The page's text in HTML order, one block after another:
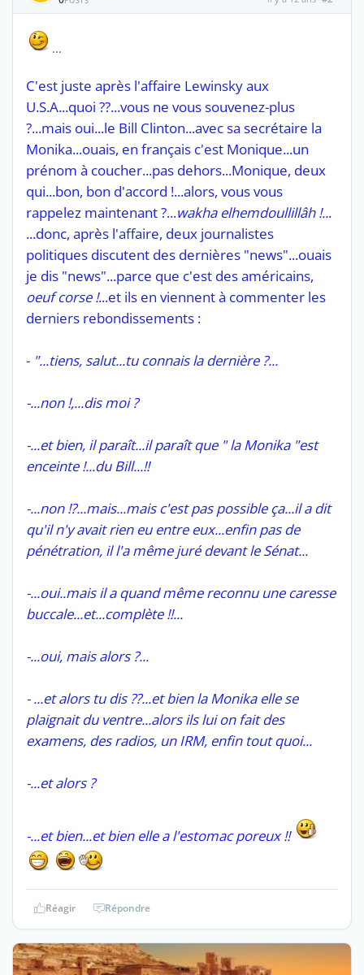
...
C'est juste après l'affaire Lewinsky aux
U.S.A...quoi ??...vous ne vous souvenez-plus
?...mais oui...le Bill Clinton...avec sa secrétaire la
Monika...ouais, en français c'est Monique...un
prénom à coucher...pas dehors...Monique, deux
qui...bon, bon d'accord !...alors, vous vous
rappelez maintenant ?...wakha elhemdoullillâh !...
...donc, après l'affaire, deux journalistes
politiques discutent des dernières "news"...ouais
je dis "news"...parce que c'est des américains,
oeuf corse !...et ils en viennent à commenter les
derniers rebondissements :
- "...tiens, salut...tu connais la dernière ?...
-...non !,...dis moi ?
-...et bien, il paraît...il paraît que " la Monika "est
enceinte !...du Bill...!!
-...non !?...mais...mais c'est pas possible ça...il a dit
qu'il n'y avait rien eu entre eux...enfin pas de
pénétration, il l'a même juré devant le Sénat...
-...oui..mais il a quand même reconnu une caresse
buccale...et...complète !!...
-...oui, mais alors ?...
- ...et alors tu dis ??...et bien la Monika elle se
plaignait du ventre...alors ils lui on fait des
examens, des radios, un IRM, enfin tout quoi...
-...et alors ?
-...et bien...et bien elle a l'estomac poreux !!
Réagir Répondre